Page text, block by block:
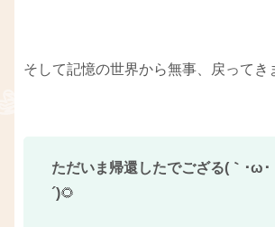
そして記憶の世界から無事、戻ってき
ただいま帰還したでござる(｀･ω･
´)🌻